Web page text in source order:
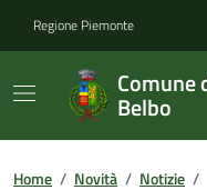
Regione Piemonte
Comune
Belbo
Home / Novità / Notizie /